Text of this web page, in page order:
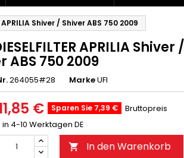
APRILIA Shiver / Shiver ABS 750 2009
APRILIA Shiver /
ABS 750 2009
264055#28 MarkeUFI
€ Sparen Sie 7,39 €
Bruttopreis
4-10 Werktagen DE
 In den Warenkorb